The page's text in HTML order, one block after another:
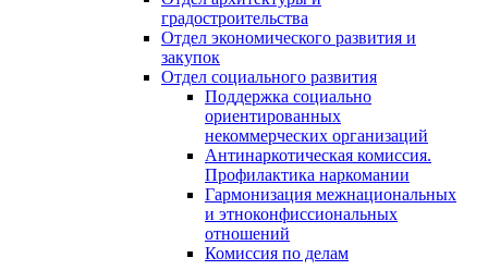
градостроительства
Отдел экономического развития и
закупок
Отдел социального развития
Поддержка социально
ориентированных
некоммерческих организаций
Антинаркотическая комиссия.
Профилактика наркомании
Гармонизация межнациональных
и этноконфиссиональных
отношений
Комиссия по делам